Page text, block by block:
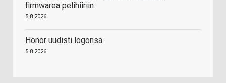
firmwarea pelihiiriin
5.8.2026
Honor uudisti logonsa
5.8.2026